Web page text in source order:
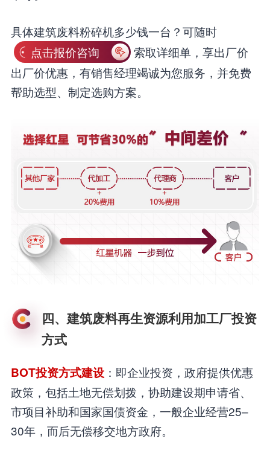
具体建筑废料粉碎机多少钱一台？可随时
点击报价咨询
索取详细单，享出厂价
出厂价优惠，有销售经理竭诚为您服务，并免费
帮助选型、制定选购方案。
四、建筑废料再生资源利用加工厂投资
方式
BOT投资方式建设：即企业投资，政府提供优惠
政策，包括土地无偿划拨，协助建设期申请省、
市项目补助和国家国债资金，一般企业经营25–
30年，而后无偿移交地方政府。